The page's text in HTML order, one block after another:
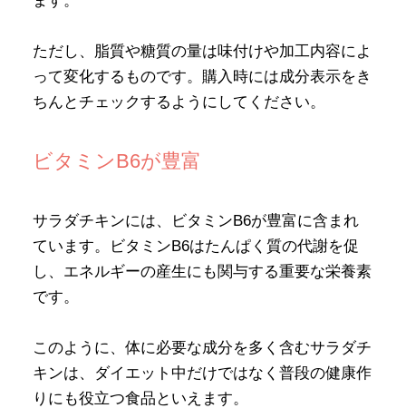
ただし、脂質や糖質の量は味付けや加工内容によ
って変化するものです。購入時には成分表示をき
ちんとチェックするようにしてください。
ビタミンB6が豊富
サラダチキンには、ビタミンB6が豊富に含まれ
ています。ビタミンB6はたんぱく質の代謝を促
し、エネルギーの産生にも関与する重要な栄養素
です。
このように、体に必要な成分を多く含むサラダチ
キンは、ダイエット中だけではなく普段の健康作
りにも役立つ食品といえます。